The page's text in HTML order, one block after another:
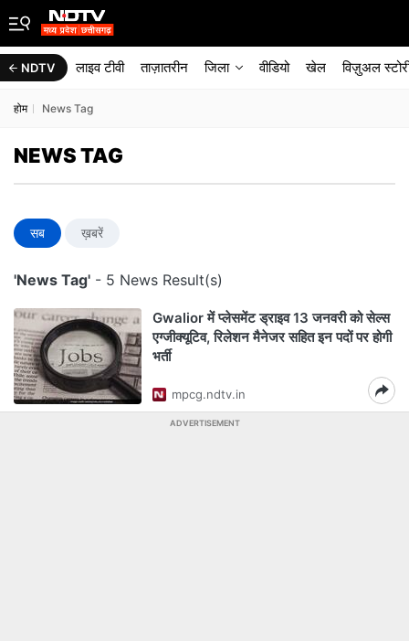
NDTV लाइव टीवी ताज़ातरीन जिला वीडियो खेल विज़ुअल
होम News Tag
NEWS TAG
सब ख़बरें
'News Tag' - 5 News Result(s)
Gwalior में प्लेसमेंट ड्राइव 13 जनवरी को सेल्स
एग्जीक्यूटिव, रिलेशन मैनेजर सहित इन पदों पर होगी
भर्ती
mpcg.ndtv.in
ADVERTISEMENT